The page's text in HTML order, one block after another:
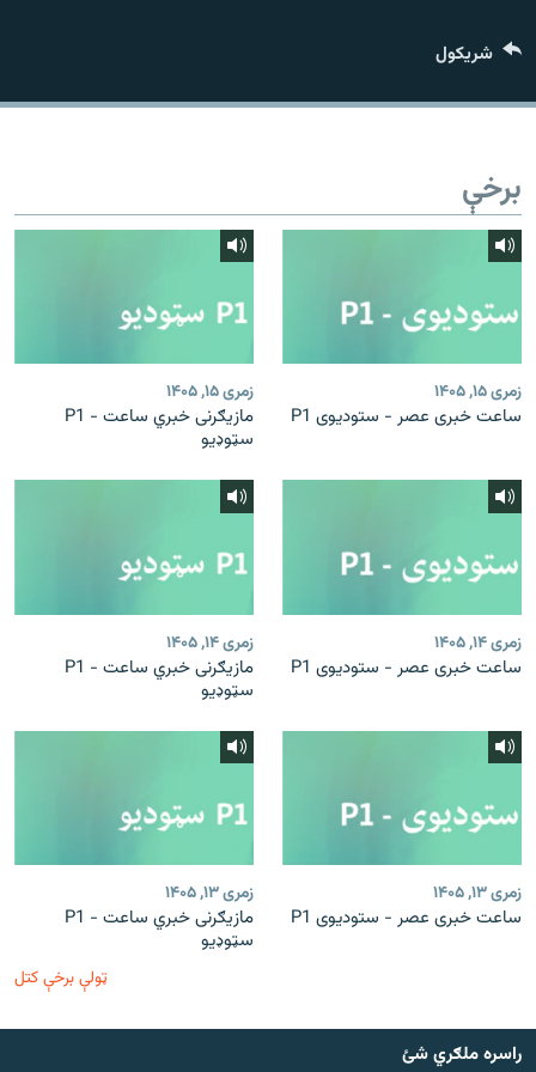
راسره ملګري شئ
د ازادې اروپا/ ازادي راډيو ټولې پاڼې
شريکول
برخې
زمری ۱۵, ۱۴۰۵
ساعت خبری عصر - ستودیوی P1
زمری ۱۵, ۱۴۰۵
مازیګرنی خبري ساعت - P1
سټوډیو
زمری ۱۴, ۱۴۰۵
ساعت خبری عصر - ستودیوی P1
زمری ۱۴, ۱۴۰۵
مازیګرنی خبري ساعت - P1
سټوډیو
زمری ۱۳, ۱۴۰۵
ساعت خبری عصر - ستودیوی P1
زمری ۱۳, ۱۴۰۵
مازیګرنی خبري ساعت - P1
سټوډیو
ټولې برخې کتل
راسره ملګري شئ